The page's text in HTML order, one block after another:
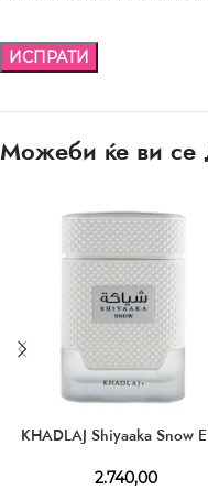
Можеби ќе ви
KHADLAJ Shiyaaka Snow
2.740,00